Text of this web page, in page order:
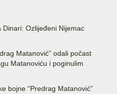
Dinari: Ozlijeđeni Nijemac
Matanović” odali počast
Matanoviću i poginulim
bojne “Predrag Matanović”